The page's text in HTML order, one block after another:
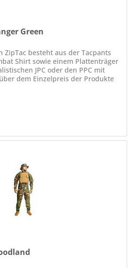
Green
ZipTac besteht aus der Tacpants
Shirt sowie einem Plattenträger
JPC oder den PPC mit
dem Einzelpreis der Produkte